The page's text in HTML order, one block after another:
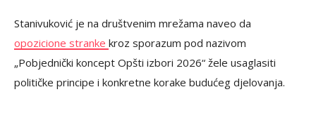
Stanivuković je na društvenim mrežama naveo da
opozicione stranke kroz sporazum pod nazivom
„Pobjednički koncept Opšti izbori 2026“ žele usaglasiti
političke principe i konkretne korake budućeg djelovanja.